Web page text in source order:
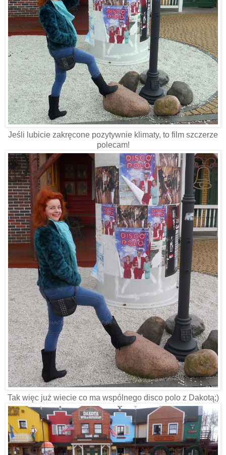
Jeśli lubicie zakręcone pozytywnie klimaty, to film szczerze
polecam!
Tak więc już wiecie co ma wspólnego disco polo z Dakotą;)